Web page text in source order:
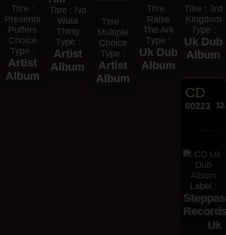
Titre :
Presents
Puffers
Choice
Type :
Artist
Album
Titre : No
Wata
Thing
Type :
Artist
Album
Titre :
Multiple
Choice
Type :
Artist
Album
Titre :
Raise
The Ark
Type :
Uk Dub
Album
Titre : 3rd
Kingdom
Type :
Uk Dub
Album
CD
00223
Label :
Steppas
Uk